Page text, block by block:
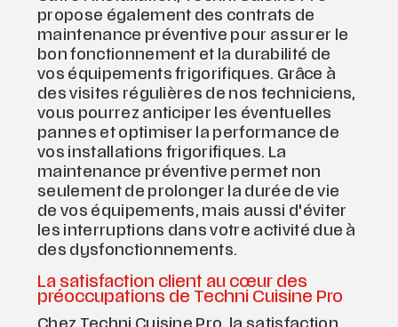
propose également des contrats de
maintenance préventive pour assurer le
bon fonctionnement et la durabilité de
vos équipements frigorifiques. Grâce à
des visites régulières de nos techniciens,
vous pourrez anticiper les éventuelles
pannes et optimiser la performance de
vos installations frigorifiques. La
maintenance préventive permet non
seulement de prolonger la durée de vie
de vos équipements, mais aussi d'éviter
les interruptions dans votre activité due à
des dysfonctionnements.
La satisfaction client au cœur des
préoccupations de Techni Cuisine Pro